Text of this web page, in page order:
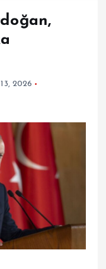
2026